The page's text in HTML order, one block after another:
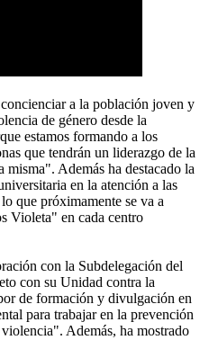
a la población joven y
de género desde la
estamos formando a los
que tendrán un liderazgo de la
misma". Además ha destacado la
en la atención a las
que próximamente se va a
Violeta" en cada centro
con la Subdelegación del
con su Unidad contra la
de formación y divulgación en
para trabajar en la prevención
Además, ha mostrado